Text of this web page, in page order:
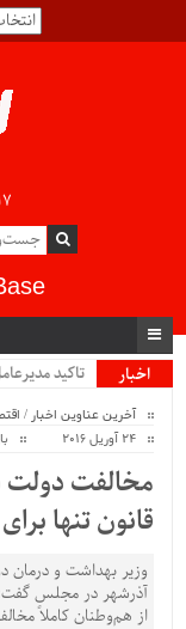
اخبار
تاکید
آخرین عناوین اخبار /
24 آوریل 2016
قانون تنها
وزیر بهداشت و درمان
از هم‌وطنان کاملاً